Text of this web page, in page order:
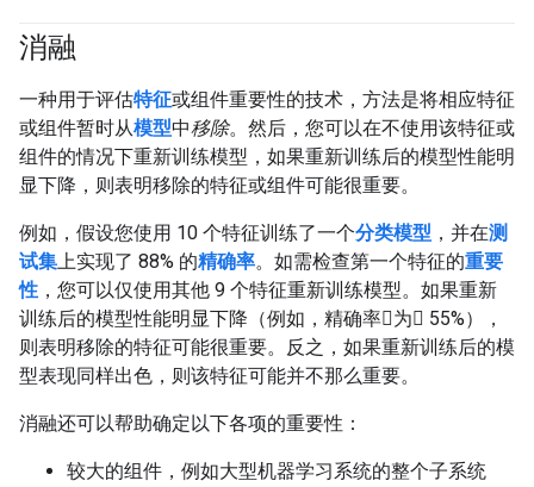
消融
一种用于评估特征或组件重要性的技术，方法是将相应特征
或组件暂时从模型中移除。然后，您可以在不使用该特征或
组件的情况下重新训练模型，如果重新训练后的模型性能明
显下降，则表明移除的特征或组件可能很重要。
例如，假设您使用 10 个特征训练了一个分类模型 ，并在测
试集上实现了 88% 的精确率。如需检查第一个特征的重要
性 ，您可以仅使用其他 9 个特征重新训练模型。如果重新
训练后的模型性能明显下降（例如，精确率为 55%），
则表明移除的特征可能很重要。反之，如果重新训练后的模
型表现同样出色，则该特征可能并不那么重要。
消融还可以帮助确定以下各项的重要性：
较大的组件，例如大型机器学习系统的整个子系统